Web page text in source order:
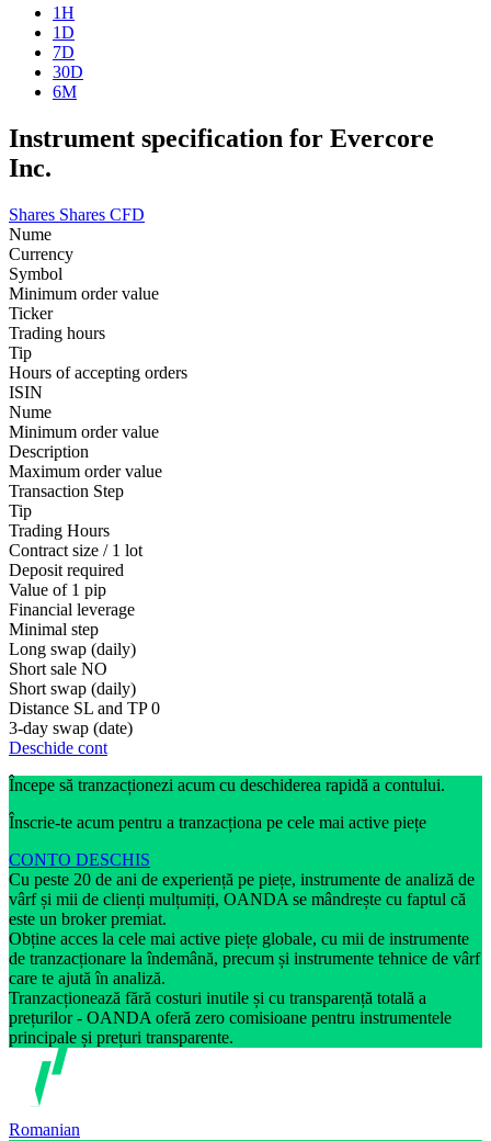
1H
1D
7D
30D
6M
Instrument specification for Evercore
Inc.
Shares Shares CFD
Nume
Currency
Symbol
Minimum order value
Ticker
Trading hours
Tip
Hours of accepting orders
ISIN
Nume
Minimum order value
Description
Maximum order value
Transaction Step
Tip
Trading Hours
Contract size / 1 lot
Deposit required
Value of 1 pip
Financial leverage
Minimal step
Long swap (daily)
Short sale NO
Short swap (daily)
Distance SL and TP 0
3-day swap (date)
Deschide cont
Începe să tranzacționezi acum cu deschiderea rapidă a contului.
Înscrie-te acum pentru a tranzacționa pe cele mai active piețe
CONTO DESCHIS
Cu peste 20 de ani de experiență pe piețe, instrumente de analiză de
vârf și mii de clienți mulțumiți, OANDA se mândrește cu faptul că
este un broker premiat.
Obține acces la cele mai active piețe globale, cu mii de instrumente
de tranzacționare la îndemână, precum și instrumente tehnice de vârf
care te ajută în analiză.
Tranzacționează fără costuri inutile și cu transparență totală a
prețurilor - OANDA oferă zero comisioane pentru instrumentele
principale și prețuri transparente.
Romanian